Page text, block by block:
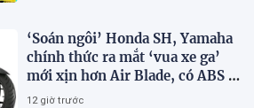
‘Soán ngôi’ Honda SH, Yamaha
chính thức ra mắt ‘vua xe ga’
mới xịn hơn Air Blade, có ABS 2
kênh và TCS, giá cực ‘mềm’
12 giờ trước